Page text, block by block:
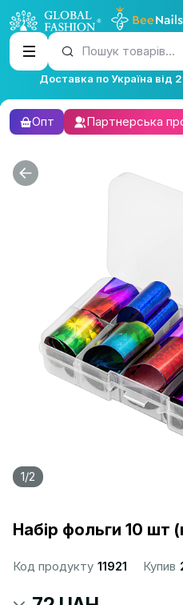
Пошук товарів...
Доставка по Україна від
Опт Партнерська
1/2
Набір фольги 10 шт
Код продукту 11921 Купив